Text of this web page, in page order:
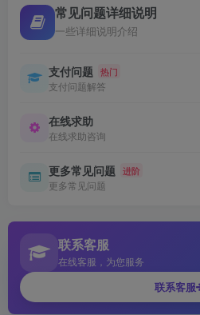
常见问题详细说明
一些详细说明介绍
支付问题 热门
支付问题解答
在线求助
在线求助咨询
更多常见问题 进阶
更多常见问题
联系客服
在线客服，为您服务
联系客服